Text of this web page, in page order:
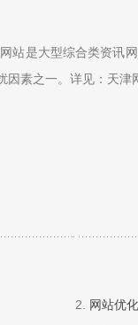
是大型综合类资
因素之一。详见：天津
2. 网站优